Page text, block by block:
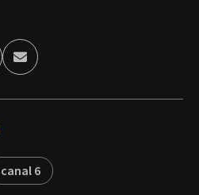
Enviar
por
canal 6